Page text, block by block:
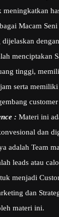
meningkatkan
Macam Seni
menciptakan
tinggi,
serta
customer
: Materi ini
dan
adalah Team
leads atau
menjadi
dan
materi ini.